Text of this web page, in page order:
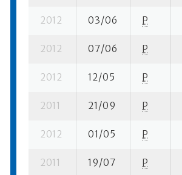
2012 03/06 P
2012 07/06 P
2012 12/05 P
2011 21/09 P
2012 01/05 P
2011 19/07 P